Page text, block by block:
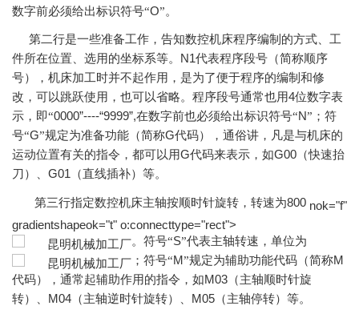
数字前必须给出标识符号“O”。
第二行是一些准备工作，告知数控机床程序编制的方式、工
件所在位置、选用的坐标系等。 N1代表程序段号（简称顺序
号），机床加工时并不起作用，是为了便于程序的编制和修
改，可以跳跃使用，也可以省略。程序段号通常也用4位数字表
示，即“0000”----“9999”,在数字前也必须给出标识符号“N”；符
号“G”规定为准备功能（简称G代码），通俗讲，凡是与机床的
运动位置有关的指令，都可以用G代码来表示，如G00 （快速抬
刀）、 G01 （直线插补）等。
第三行指定数控机床主轴按顺时针旋转，转速为800 nok="f"
gradientshapeok="t" o:connecttype="rect">
。符号“S”代表主轴转速，单位为
；符号“M”规定为辅助功能代码（简称M
代码），通常起辅助作用的指令，如M03 （主轴顺时针旋
转）、 M04 （主轴逆时针旋转）、 M05 （主轴停转）等。